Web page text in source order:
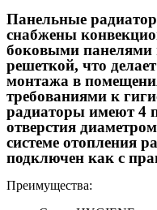
Панельные
снабжены
боковыми панелями
решеткой, что
монтажа в
требованиями к
радиаторы имеют 4
отверстия
системе отопления
подключен как с
Преимущества: